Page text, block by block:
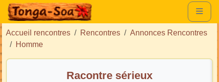
Accueil rencontres Rencontres
Annonces Rencontres
Homme
Racontre sérieux